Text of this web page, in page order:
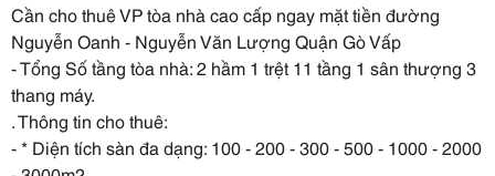
Cần cho thuê VP tòa nhà cao cấp ngay mặt tiền đường
Nguyễn Oanh - Nguyễn Văn Lượng Quận Gò Vấp
- Tổng Số tầng tòa nhà: 2 hầm 1 trệt 11 tầng 1 sân thượng 3
thang máy.
. Thông tin cho thuê:
- * Diện tích sàn đa dạng: 100 - 200 - 300 - 500 - 1000 - 2000